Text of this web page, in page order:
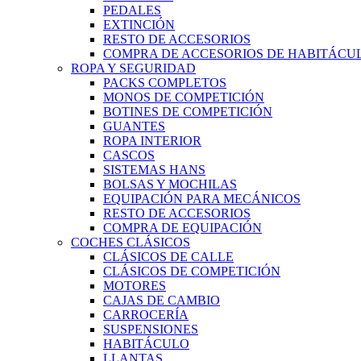
PEDALES
EXTINCIÓN
RESTO DE ACCESORIOS
COMPRA DE ACCESORIOS DE
ROPA Y SEGURIDAD
PACKS COMPLETOS
MONOS DE COMPETICIÓN
BOTINES DE COMPETICIÓN
GUANTES
ROPA INTERIOR
CASCOS
SISTEMAS HANS
BOLSAS Y MOCHILAS
EQUIPACIÓN PARA MECÁNICOS
RESTO DE ACCESORIOS
COMPRA DE EQUIPACIÓN
COCHES CLÁSICOS
CLÁSICOS DE CALLE
CLÁSICOS DE COMPETICIÓN
MOTORES
CAJAS DE CAMBIO
CARROCERÍA
SUSPENSIONES
HABITÁCULO
LLANTAS